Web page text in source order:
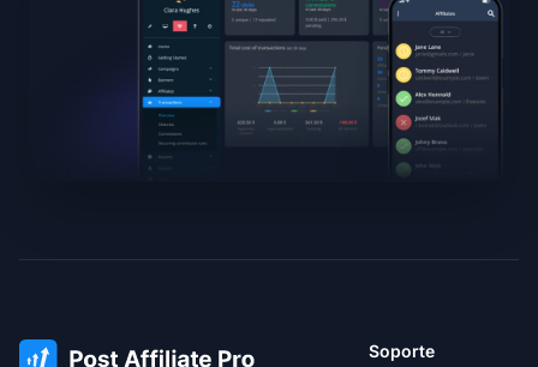
Soporte